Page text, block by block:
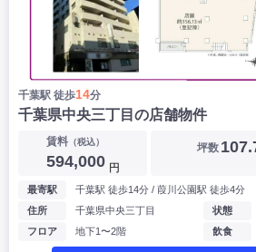
千葉駅 徒歩14分
千葉県中央三丁目の店舗物件
賃料（税込）
594,000 円
坪数
最寄駅
千葉駅 徒歩14分 / 葭川公園駅 徒歩4分
住所
千葉県中央三丁目
フロア
地下1〜2階
状態
飲食